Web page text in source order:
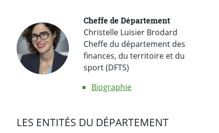
Cheffe de Département
Christelle Luisier Brodard
Cheffe du département des
finances, du territoire et du
sport (DFTS)
Biographie
LES ENTITÉS DU DÉPARTEMENT